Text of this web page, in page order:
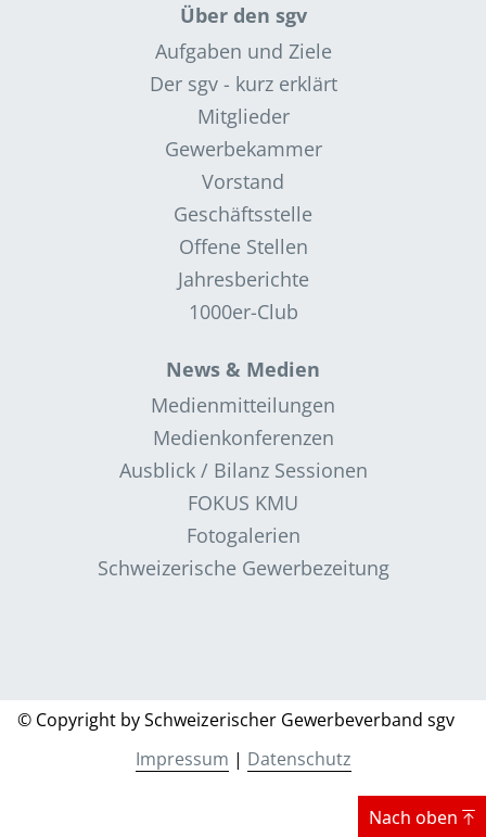
Nach oben
Über den sgv
Aufgaben und Ziele
Der sgv - kurz erklärt
Mitglieder
Gewerbekammer
Vorstand
Geschäftsstelle
Offene Stellen
Jahresberichte
1000er-Club
News & Medien
Medienmitteilungen
Medienkonferenzen
Ausblick / Bilanz Sessionen
FOKUS KMU
Fotogalerien
Schweizerische Gewerbezeitung
© Copyright by Schweizerischer Gewerbeverband sgv
Impressum | Datenschutz